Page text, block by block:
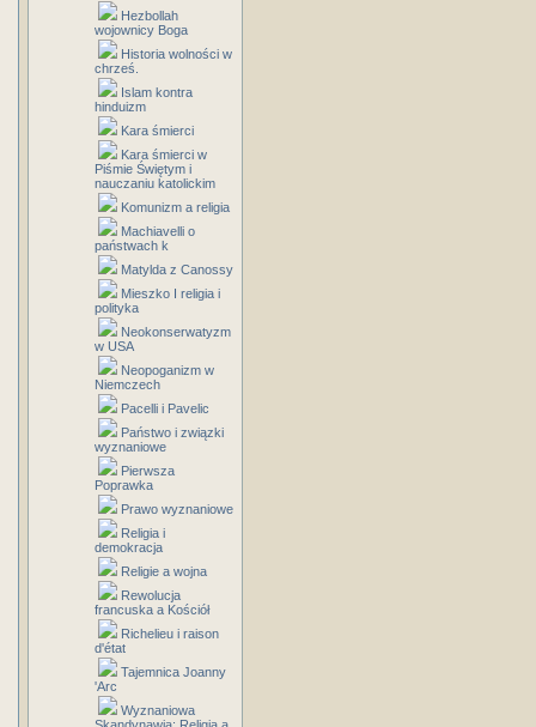
Hezbollah
wojownicy Boga
Historia wolności w
chrześ.
Islam kontra
hinduizm
Kara śmierci
Kara śmierci w
Piśmie Świętym i
nauczaniu katolickim
Komunizm a religia
Machiavelli o
państwach k
Matylda z Canossy
Mieszko I religia i
polityka
Neokonserwatyzm
w USA
Neopoganizm w
Niemczech
Pacelli i Pavelic
Państwo i związki
wyznaniowe
Pierwsza
Poprawka
Prawo wyznaniowe
Religia i
demokracja
Religie a wojna
Rewolucja
francuska a Kościół
Richelieu i raison
d'état
Tajemnica Joanny
'Arc
Wyznaniowa